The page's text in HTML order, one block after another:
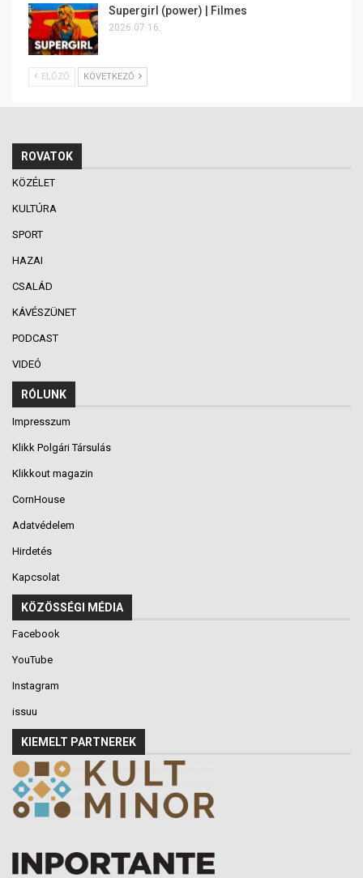
Supergirl (power) | Filmes
2026.07.16.
ELŐZŐ KÖVETKEZŐ
ROVATOK
KÖZÉLET
KULTÚRA
SPORT
HAZAI
CSALÁD
KÁVÉSZÜNET
PODCAST
VIDEÓ
RÓLUNK
Impresszum
Klikk Polgári Társulás
Klikkout magazin
CornHouse
Adatvédelem
Hirdetés
Kapcsolat
KÖZÖSSÉGI MÉDIA
Facebook
YouTube
Instagram
issuu
KIEMELT PARTNEREK